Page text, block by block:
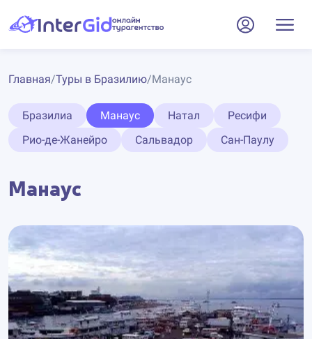
Главная/Туры в Бразилию/Манаус
Бразилиа Манаус Натал
Ресифи
Рио-де-Жанейро
Сальвадор Сан-Паулу
Манаус